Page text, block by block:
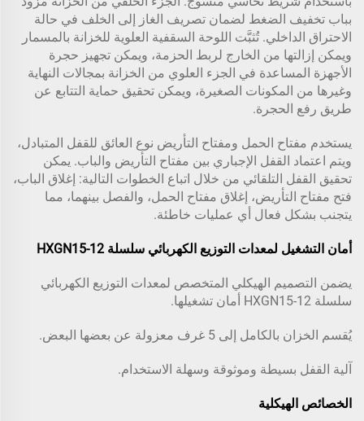
بباب تخفيف الضغط لضمان تصريف الغاز إلى الخلف في حالة
الاحتراق الداخلي. تُثبَّت اللوحة السقفية العلوية للخزانة بالمسمار
ويمكن إزالتها من الخارج لربط الحزمة، ويمكن تجهيز حجرة
الأجهزة المساعدة في الجزء العلوي من الخزانة بمجالات النهاية
وغيرها من المكونات الصغيرة، ويمكن تحقيق حماية التتابع عن
طريق رفع الحجرة.
يستخدم مفتاح الحمل ومفتاح التأريض نوع العائق للقفل المتبادل،
ويتم اعتماد القفل الإجباري بين مفتاح التأريض والباب. يمكن
تحقيق القفل التلقائي من خلال اتباع الخطوات التالية: إغلاق الباب،
فتح مفتاح التأريض، إغلاق مفتاح الحمل، والفصل بينهما، مما
يتجنب بشكل فعال أي عمليات خاطئة.
أمان التشغيل لمعدات التوزيع الكهربائي سلسلة HXGN15-12
يضمن التصميم الهيكلي المتخصص لمعدات التوزيع الكهربائي
سلسلة HXGN15-12 أمان تشغيلها.
يُقسم الخزان بالكامل إلى 5 غرف معزولة عن بعضها البعض.
آلية القفل بسيطة وموثوقة وسهلة الاستخدام.
الخصائص الهيكلية